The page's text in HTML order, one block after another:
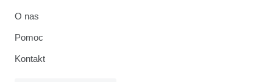
O nas
Pomoc
Kontakt